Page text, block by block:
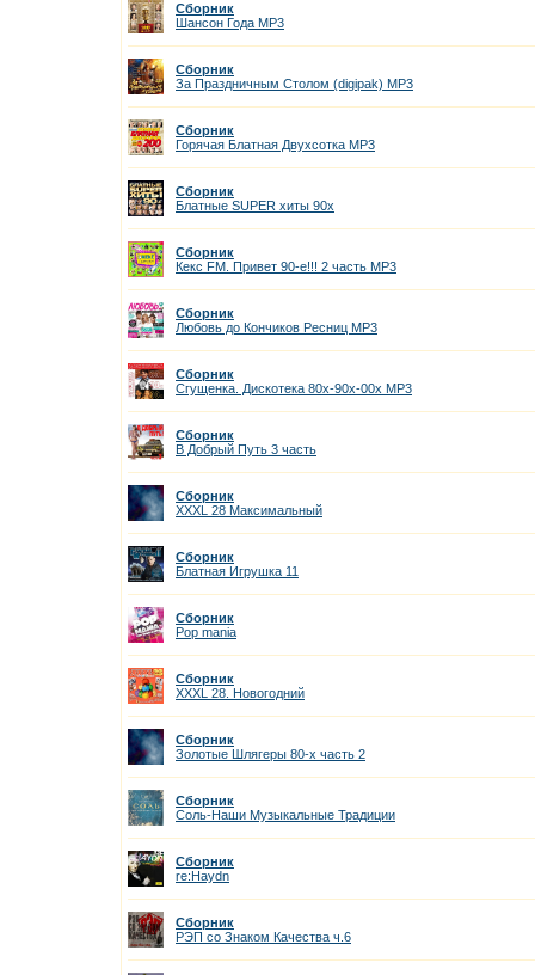
Сборник
Шансон Года MP3
Сборник
За Праздничным Столом (digipak) MP3
Сборник
Горячая Блатная Двухсотка MP3
Сборник
Блатные SUPER хиты 90х
Сборник
Кекс FM. Привет 90-е!!! 2 часть MP3
Сборник
Любовь до Кончиков Ресниц MP3
Сборник
Сгущенка. Дискотека 80х-90х-00х MP3
Сборник
В Добрый Путь 3 часть
Сборник
XXXL 28 Максимальный
Сборник
Блатная Игрушка 11
Сборник
Pop mania
Сборник
XXXL 28. Новогодний
Сборник
Золотые Шлягеры 80-х часть 2
Сборник
Соль-Наши Музыкальные Традиции
Сборник
re:Haydn
Сборник
РЭП со Знаком Качества ч.6